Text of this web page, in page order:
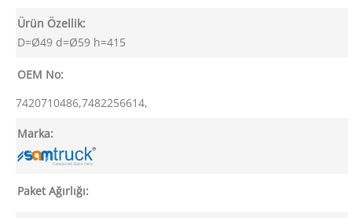
Ürün Özellik:
D=Ø49 d=Ø59 h=415
OEM No:
7420710486,7482256614,
Marka:
Paket Ağırlığı: